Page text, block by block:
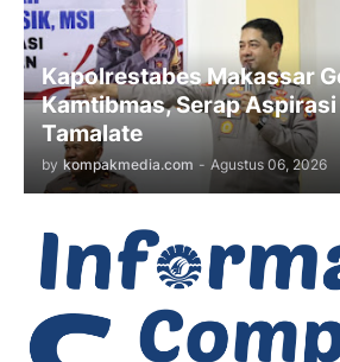
Kapolrestabes Makassar
Kamtibmas, Serap
Tamalate
by kompakmedia.com - Agustus 06, 2026